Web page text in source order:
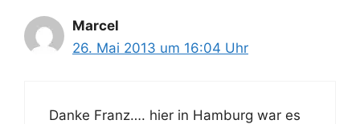
Marcel
26. Mai 2013 um 16:04 Uhr
Danke Franz…. hier in Hamburg war es